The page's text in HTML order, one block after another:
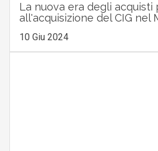
La nuova era degli acquisti
all'acquisizione del CIG nel
10 Giu 2024